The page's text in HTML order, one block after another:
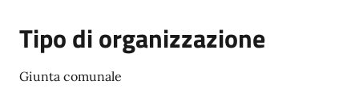
Tipo di organizzazione
Giunta comunale